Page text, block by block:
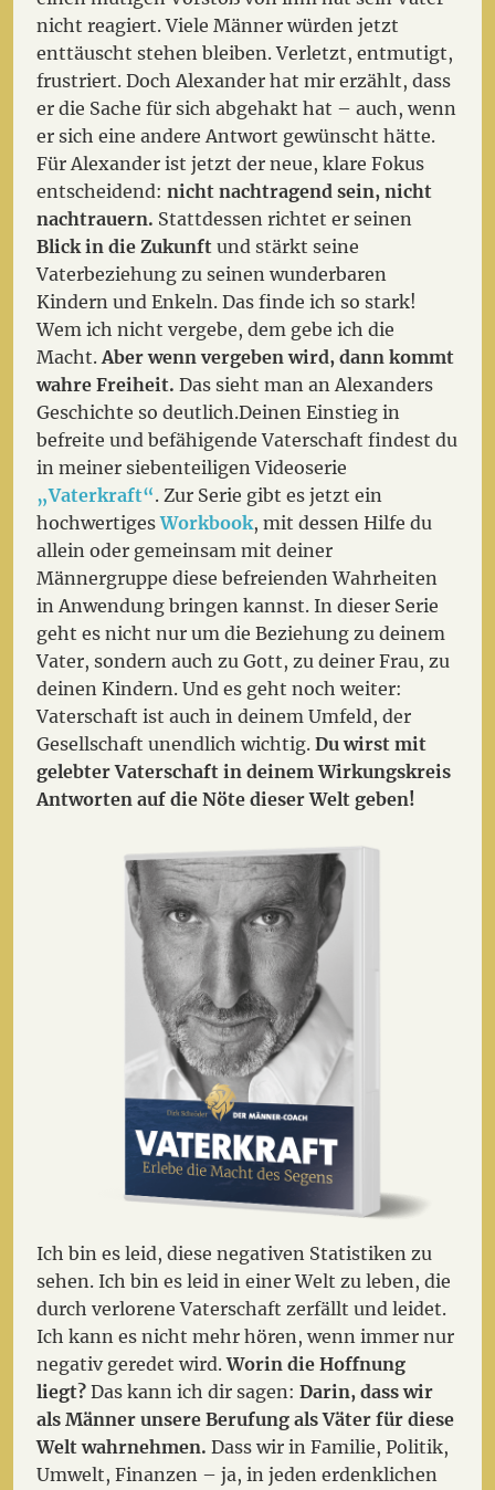
nicht reagiert. Viele Männer würden jetzt
enttäuscht stehen bleiben. Verletzt, entmutigt,
frustriert. Doch Alexander hat mir erzählt, dass
er die Sache für sich abgehakt hat – auch, wenn
er sich eine andere Antwort gewünscht hätte.
Für Alexander ist jetzt der neue, klare Fokus
entscheidend:nicht nachtragend sein, nicht
nachtrauern. Stattdessen richtet er seinen
Blick in die Zukunft und stärkt seine
Vaterbeziehung zu seinen wunderbaren
Kindern und Enkeln. Das finde ich so stark!
Wem ich nicht vergebe, dem gebe ich die
Macht.Aber wenn vergeben wird, dann kommt
wahre Freiheit. Das sieht man an Alexanders
Geschichte so deutlich.Deinen Einstieg in
befreite und befähigende Vaterschaft findest du
in meiner siebenteiligen Videoserie
„Vaterkraft“. Zur Serie gibt es jetzt ein
hochwertigesWorkbook, mit dessen Hilfe du
allein oder gemeinsam mit deiner
Männergruppe diese befreienden Wahrheiten
in Anwendung bringen kannst. In dieser Serie
geht es nicht nur um die Beziehung zu deinem
Vater, sondern auch zu Gott, zu deiner Frau, zu
deinen Kindern. Und es geht noch weiter:
Vaterschaft ist auch in deinem Umfeld, der
Gesellschaft unendlich wichtig.Du wirst mit
gelebter Vaterschaft in deinem Wirkungskreis
Antworten auf die Nöte dieser Welt geben!
Ich bin es leid, diese negativen Statistiken zu
sehen. Ich bin es leid in einer Welt zu leben, die
durch verlorene Vaterschaft zerfällt und leidet.
Ich kann es nicht mehr hören, wenn immer nur
negativ geredet wird.Worin die Hoffnung
liegt? Das kann ich dir sagen:Darin, dass wir
als Männer unsere Berufung als Väter für diese
Welt wahrnehmen. Dass wir in Familie, Politik,
Umwelt, Finanzen – ja, in jeden erdenklichen